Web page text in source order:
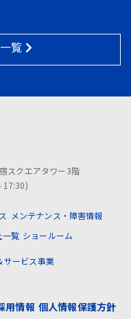
覧
スクエアタワー3階
メンテナンス・障害情報
一覧 ショールーム
サービス事業
用情報 個人情報保護方針